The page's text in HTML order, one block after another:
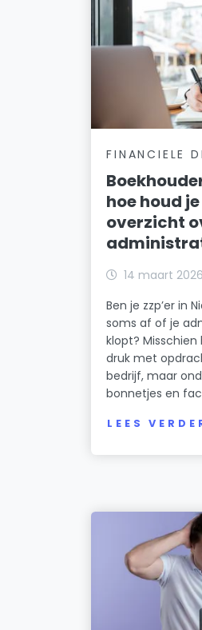
FINANCIELE
hoe houd
overzicht
14 maart 2026
Ben je zzp’er in
soms af of je
klopt?
druk met
bedrijf, maar
bonnetjes en
LEES